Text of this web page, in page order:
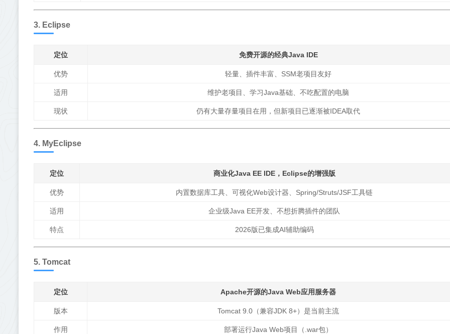
3. Eclipse
定位 免费开源的经典Java IDE
优势 轻量、插件丰富、SSM老项目友好
适用 维护老项目、学习Java基础、不吃配置的电脑
现状 仍有大量存量项目在用，但新项目已逐渐被IDEA取代
4. MyEclipse
定位 商业化Java EE IDE，Eclipse的增强版
优势 内置数据库工具、可视化Web设计器、Spring/Struts/JSF工具链
适用 企业级Java EE开发、不想折腾插件的团队
特点 2026版已集成AI辅助编码
5. Tomcat
定位 Apache开源的Java Web应用服务器
版本 Tomcat 9.0（兼容JDK 8+）是当前主流
作用 部署运行Java Web项目（.war包）